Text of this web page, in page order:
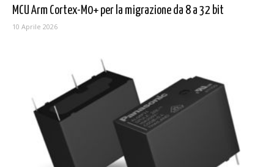
MCU Arm Cortex-M0+ per la migrazione da 8 a 32 bit
10 Aprile 2026